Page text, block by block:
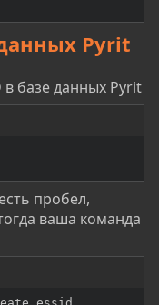
Pyrit
в базе данных Pyrit
пробел,
ваша команда